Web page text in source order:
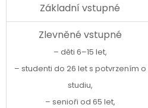
Základní vstupné
Zlevněné vstupné
– děti 6–15 let,
– studenti do 26 let s potvrzením o
studiu,
– senioři od 65 let,